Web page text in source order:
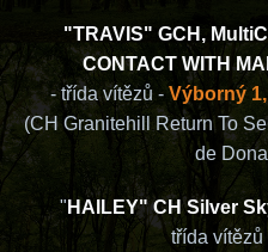
"TRAVIS" GCH,
CONTACT WITH
- třída vítězů - Výborný
(CH Granitehill Return To
de
" HAILEY" CH Silver
třída vítězů